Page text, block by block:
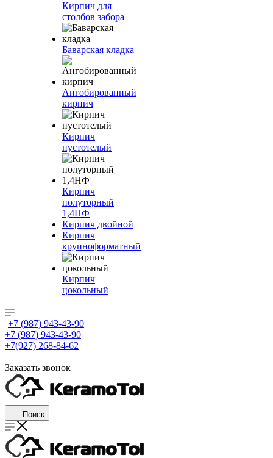
Кирпич для
столбов забора
Баварская кладка
Ангобированный
кирпич
Кирпич
пустотелый
Кирпич
полуторный
1,4НФ
Кирпич двойной
Кирпич
крупноформатный
Кирпич
цокольный
+7 (987) 943-43-90
+7 (987) 943-43-90
+7(927) 268-84-62
Заказать звонок
Поиск